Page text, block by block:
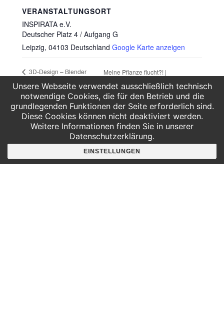
VERANSTALTUNGSORT
INSPIRATA e.V.
Deutscher Platz 4 / Aufgang G
Leipzig, 04103 Deutschland Google Karte anzeigen
3D-Design – Blender
Meine Pflanze flucht?! |
07.-09.10.24 (Ferien-Workshop)
Hier findest du uns
Deutscher Platz 4
Unsere Webseite verwendet ausschließlich technisch
notwendige Cookies, die für den Betrieb und die
grundlegenden Funktionen der Seite erforderlich sind.
Diese Cookies können nicht deaktiviert werden.
Weitere Informationen finden Sie in unserer
Datenschutzerklärung.
EINSTELLUNGEN